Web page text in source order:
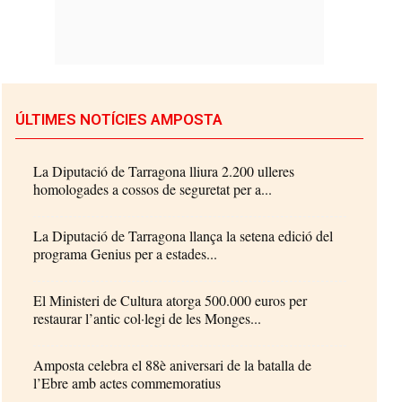
ÚLTIMES NOTÍCIES AMPOSTA
La Diputació de Tarragona lliura 2.200 ulleres
homologades a cossos de seguretat per a...
La Diputació de Tarragona llança la setena edició del
programa Genius per a estades...
El Ministeri de Cultura atorga 500.000 euros per
restaurar l’antic col·legi de les Monges...
Amposta celebra el 88è aniversari de la batalla de
l’Ebre amb actes commemoratius